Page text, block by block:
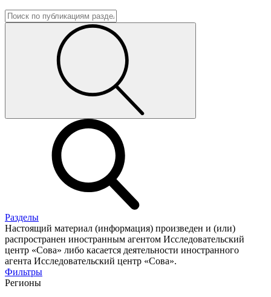
Разделы
Настоящий материал (информация) произведен и (или)
распространен иностранным агентом Исследовательский
центр «Сова» либо касается деятельности иностранного
агента Исследовательский центр «Сова».
Фильтры
Регионы